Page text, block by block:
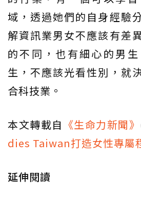
域，透過她們的自身經驗
解資訊業男女不應該有差
的不同，也有細心的男
生，不應該光看性別，就
合科技業。
本文轉載自 《生命力新聞》
dies Taiwan打造女性專屬
延伸閱讀